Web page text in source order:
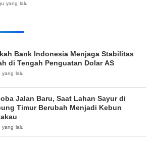
yang lalu
Bank Indonesia Menjaga Stabilitas
di Tengah Penguatan Dolar AS
yang lalu
Jalan Baru, Saat Lahan Sayur di
Timur Berubah Menjadi Kebun
yang lalu